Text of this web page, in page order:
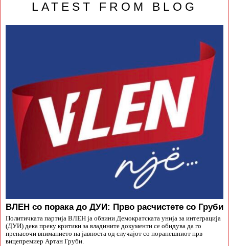
LATEST FROM BLOG
ВЛЕН со порака до ДУИ: Прво расчистете со Груби
Политичката партија ВЛЕН ја обвини Демократската унија за интеграција
(ДУИ) дека преку критики за владините документи се обидува да го
пренасочи вниманието на јавноста од случајот со поранешниот прв
вицепремиер Артан Груби.